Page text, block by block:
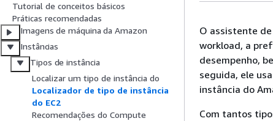
Tutorial de conceitos básicos
Práticas recomendadas
Imagens de máquina da Amazon
Instâncias
Tipos de instância
Localizar um tipo de instância do
Localizador de tipo de instância
do EC2
Recomendações do Compute
O assistente
workload, a
desempenho,
seguida, ele
instância do
Com tantos